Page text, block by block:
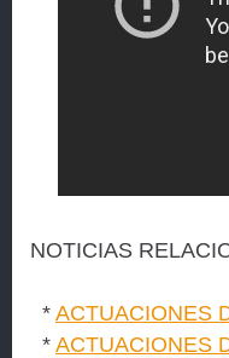
NOTICIAS
*ACTUACIONES
*ACTUACIONES